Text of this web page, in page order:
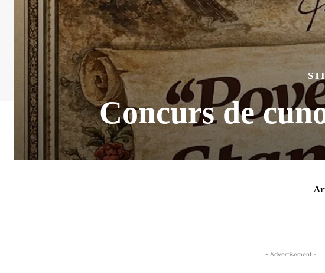
Concurs de
- Advertisement -